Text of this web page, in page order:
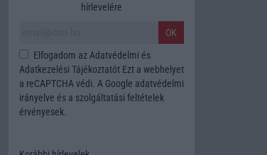
hírlevelére
OK
Elfogadom az Adatvédelmi és
Adatkezelési TájékoztatótEzt a webhelyet
a reCAPTCHA védi. A Google adatvédelmi
irányelve és a szolgáltatási feltételek
érvényesek.